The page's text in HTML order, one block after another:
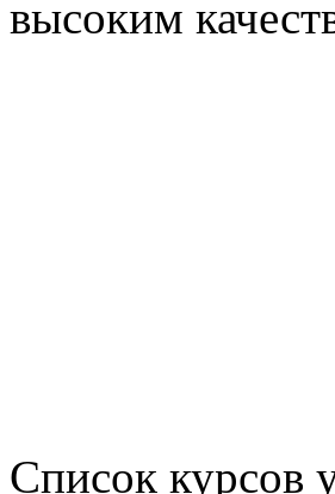
высоким
Список курсов